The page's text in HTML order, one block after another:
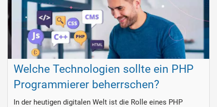
Welche Technologien sollte ein PHP
Programmierer beherrschen?
In der heutigen digitalen Welt ist die Rolle eines PHP